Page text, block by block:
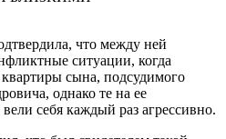
что между ней
ситуации, когда
квартиры сына, подсудимого
однако те на ее
себя каждый раз агрессивно.